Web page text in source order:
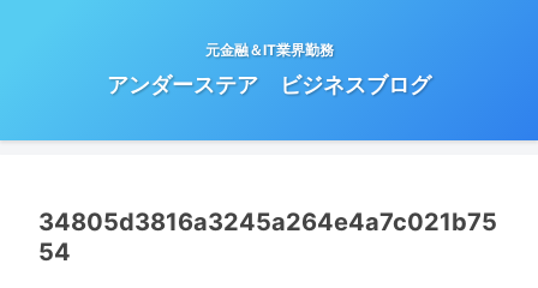
元金融＆IT業界勤務
アンダーステア ビジネスブログ
34805d3816a3245a264e4a7c021b75
54